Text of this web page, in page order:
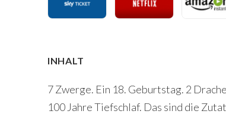
INHALT
7 Zwerge. Ein 18. Geburtstag. 2
100 Jahre Tiefschlaf. Das sind die